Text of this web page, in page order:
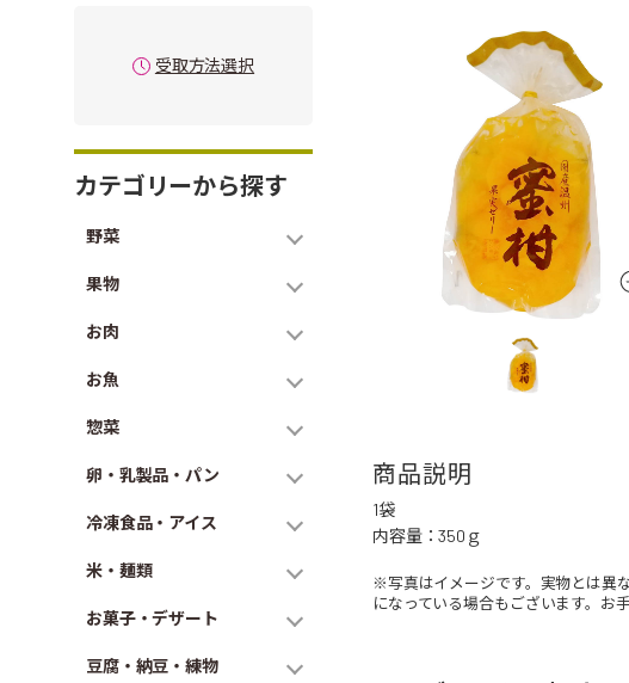
受取方法選択
カテゴリーから探す
野菜
果物
お肉
お魚
惣菜
卵・乳製品・パン
冷凍食品・アイス
米・麺類
お菓子・デザート
豆腐・納豆・練物
商品説明
1袋
内容量：350ｇ
※写真はイメージです。実物とは異
になっている場合もございます。お